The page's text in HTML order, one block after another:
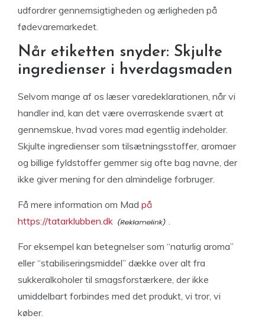
udfordrer gennemsigtigheden og ærligheden på
fødevaremarkedet.
Når etiketten snyder: Skjulte
ingredienser i hverdagsmaden
Selvom mange af os læser varedeklarationen, når vi
handler ind, kan det være overraskende svært at
gennemskue, hvad vores mad egentlig indeholder.
Skjulte ingredienser som tilsætningsstoffer, aromaer
og billige fyldstoffer gemmer sig ofte bag navne, der
ikke giver mening for den almindelige forbruger.
Få mere information om Mad på
https://tatarklubben.dk
For eksempel kan betegnelser som “naturlig aroma”
eller “stabiliseringsmiddel” dække over alt fra
sukkeralkoholer til smagsforstærkere, der ikke
umiddelbart forbindes med det produkt, vi tror, vi
køber.